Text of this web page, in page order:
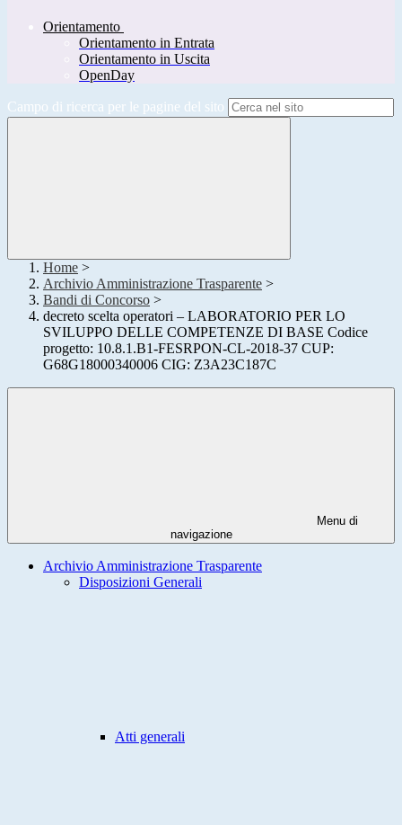
Orientamento
Orientamento in Entrata
Orientamento in Uscita
OpenDay
Campo di ricerca per le pagine del sito
Home >
Archivio Amministrazione Trasparente >
Bandi di Concorso >
decreto scelta operatori – LABORATORIO PER LO
SVILUPPO DELLE COMPETENZE DI BASE Codice
progetto: 10.8.1.B1-FESRPON-CL-2018-37 CUP:
G68G18000340006 CIG: Z3A23C187C
Menu di
navigazione
Archivio Amministrazione Trasparente
Disposizioni Generali
Atti generali